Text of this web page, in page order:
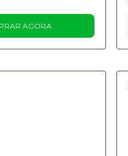
AGORA